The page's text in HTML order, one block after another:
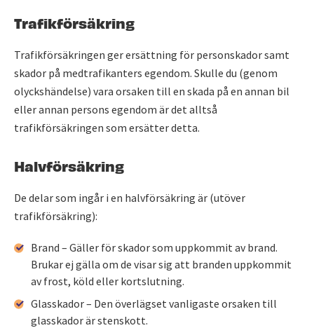
Trafikförsäkring
Trafikförsäkringen ger ersättning för personskador samt
skador på medtrafikanters egendom. Skulle du (genom
olyckshändelse) vara orsaken till en skada på en annan bil
eller annan persons egendom är det alltså
trafikförsäkringen som ersätter detta.
Halvförsäkring
De delar som ingår i en halvförsäkring är (utöver
trafikförsäkring):
Brand – Gäller för skador som uppkommit av brand.
Brukar ej gälla om de visar sig att branden uppkommit
av frost, köld eller kortslutning.
Glasskador – Den överlägset vanligaste orsaken till
glasskador är stenskott.